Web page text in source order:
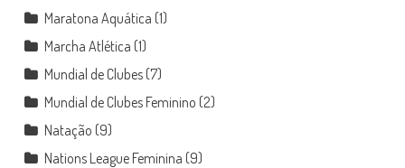
Maratona Aquática (1)
Marcha Atlética (1)
Mundial de Clubes(7)
Mundial de Clubes Feminino (2)
Natação (9)
Nations League Feminina (9)